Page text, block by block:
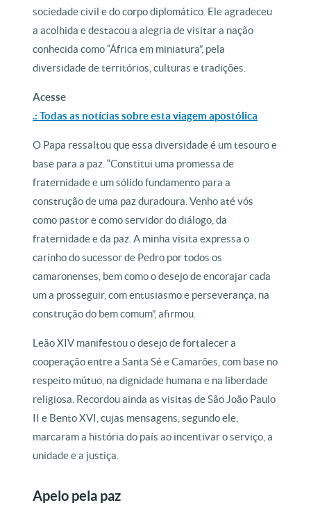
sociedade civil e do corpo diplomático. Ele agradeceu
a acolhida e destacou a alegria de visitar a nação
conhecida como “África em miniatura”, pela
diversidade de territórios, culturas e tradições.
Acesse
.: Todas as notícias sobre esta viagem apostólica
O Papa ressaltou que essa diversidade é um tesouro e
base para a paz. “Constitui uma promessa de
fraternidade e um sólido fundamento para a
construção de uma paz duradoura. Venho até vós
como pastor e como servidor do diálogo, da
fraternidade e da paz. A minha visita expressa o
carinho do sucessor de Pedro por todos os
camaronenses, bem como o desejo de encorajar cada
um a prosseguir, com entusiasmo e perseverança, na
construção do bem comum”, afirmou.
Leão XIV manifestou o desejo de fortalecer a
cooperação entre a Santa Sé e Camarões, com base no
respeito mútuo, na dignidade humana e na liberdade
religiosa. Recordou ainda as visitas de São João Paulo
II e Bento XVI, cujas mensagens, segundo ele,
marcaram a história do país ao incentivar o serviço, a
unidade e a justiça.
Apelo pela paz